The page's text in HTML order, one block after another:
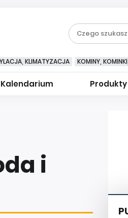
KLIMATYZACJA KOMINY,
Kalendarium Produkty
i